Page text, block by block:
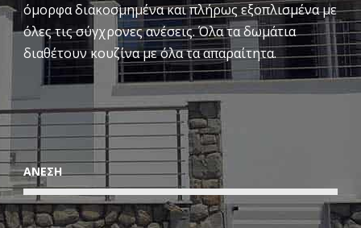
όμορφα διακοσμημένα και πλήρως εξοπλισμένα με
όλες τις σύγχρονες ανέσεις. Όλα τα δωμάτια
διαθέτουν κουζίνα με όλα τα απαραίτητα.
ΑΝΕΣΗ